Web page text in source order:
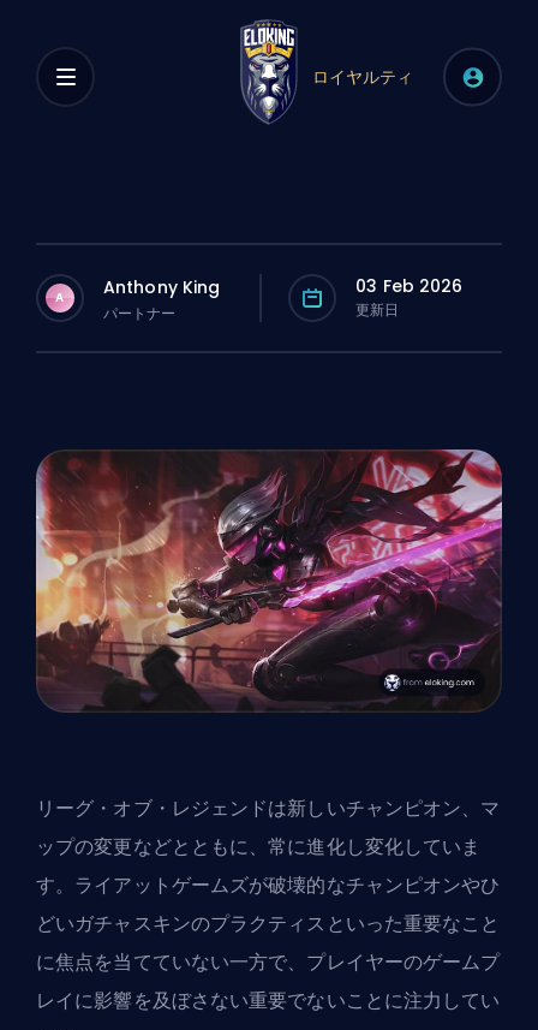
ロイヤルティ
A Anthony King
パートナー
03 Feb 2026
更新日
リーグ・オブ・レジェンドは新しいチャンピオン、マ
ップの変更などとともに、常に進化し変化していま
す。ライアットゲームズが破壊的なチャンピオンやひ
どいガチャスキンのプラクティスといった重要なこと
に焦点を当てていない一方で、プレイヤーのゲームプ
レイに影響を及ぼさない重要でないことに注力してい